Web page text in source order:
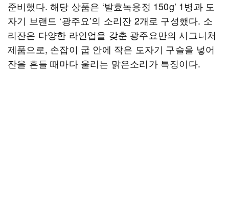
준비했다. 해당 상품은 ‘발효녹용정 150g’ 1병과 도
자기 브랜드 ‘광주요’의 소리잔 2개로 구성했다. 소
리잔은 다양한 라인업을 갖춘 광주요만의 시그니처
제품으로, 손잡이 굽 안에 작은 도자기 구슬을 넣어
잔을 흔들 때마다 울리는 맑은소리가 특징이다.